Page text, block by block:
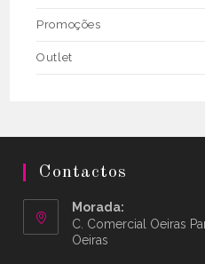
Promoções
Outlet
Contactos
Morada:
C. Comercial Oeiras
Oeiras